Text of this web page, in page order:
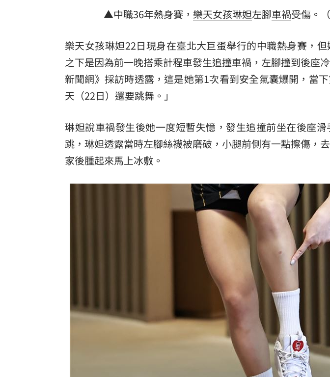
市場到酒場料理！可果美蕃茄醬創無限可能 12:00
油品食安事件引關注 挑選保健食品要注意 13:00
罕病博士彭士齊 輪椅上的生命覺醒！ 11:00
酷澎「爸氣父親節」國際官方品牌齊聚
▲中職36年熱身賽， 樂天女孩琳妲左腳車禍受傷。
樂天女孩琳妲22日現身在臺北大巨蛋舉行的中職熱身賽，
之下是因為前一晚搭乘計程車發生追撞車禍，左腳撞到後座
新聞網》採訪時透露，這是她第1次看到安全氣囊爆開，當
天（22日）還要跳舞。」
琳妲說車禍發生後她一度短暫失憶，發生追撞前坐在後座
跳，琳妲透露當時左腳絲襪被磨破，小腿前側有一點擦傷，
家後腫起來馬上冰敷。